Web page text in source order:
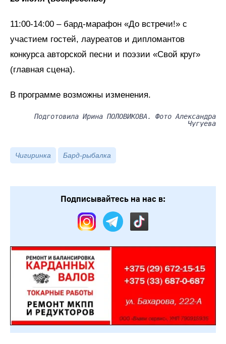
11:00-14:00 – бард-марафон «До встречи!» с
участием гостей, лауреатов и дипломантов
конкурса авторской песни и поэзии «Свой круг»
(главная сцена).
В программе возможны изменения.
Подготовила Ирина ПОЛОВИКОВА. Фото Александра
Чугуева
Чигиринка Бард-рыбалка
Подписывайтесь на нас в: